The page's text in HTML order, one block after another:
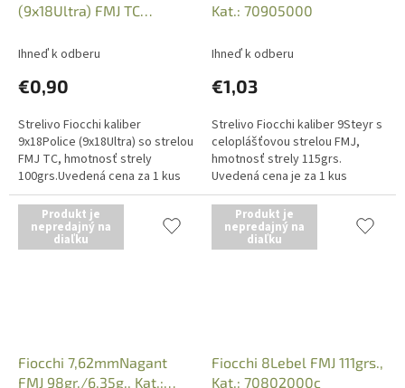
(9x18Ultra) FMJ TC
Ihneď k odberu
€0,90
Strelivo Fiocchi kaliber
9x18Police (9x18Ultra) so strelou
FMJ TC, hmotnosť strely
100grs.Uvedená cena za 1 kus
náboja, predajné balenie po 50
kusov. Iba osobný odber v
predajni...
Kat.: 70905000
Ihneď k odberu
€1,03
Strelivo Fiocchi kaliber 9Steyr s
celoplášťovou strelou FMJ,
hmotnosť strely 115grs.
Uvedená cena je za 1 kus
náboja, predajné balenie po 50
kusov. Iba osobný odber v
predajni...
Produkt je
nepredajný na
diaľku
Fiocchi 7,62mmNagant
FMJ 98gr./6,35g., Kat.:
Produkt je
nepredajný na
diaľku
Fiocchi 8Lebel FMJ 111grs.,
Kat.: 70802000c